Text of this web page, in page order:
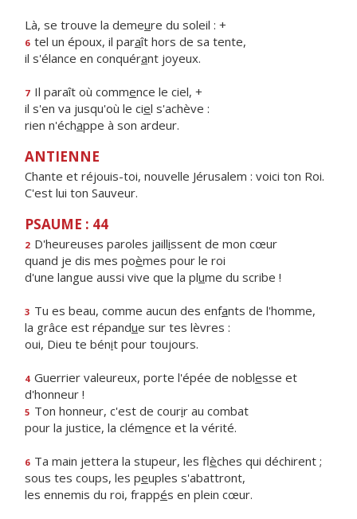
Là, se trouve la demeure du soleil : +
6 tel un époux, il paraît hors de sa tente,
il s'élance en conquérant joyeux.
7 Il paraît où commence le ciel, +
il s'en va jusqu'où le ciel s'achève :
rien n'échappe à son ardeur.
ANTIENNE
Chante et réjouis-toi, nouvelle Jérusalem : voici ton Roi.
C'est lui ton Sauveur.
PSAUME : 44
2 D'heureuses paroles jaillissent de mon cœur
quand je dis mes poèmes pour le roi
d'une langue aussi vive que la plume du scribe !
3 Tu es beau, comme aucun des enfants de l'homme,
la grâce est répandue sur tes lèvres :
oui, Dieu te bénit pour toujours.
4 Guerrier valeureux, porte l'épée de noblesse et
d'honneur !
5 Ton honneur, c'est de courir au combat
pour la justice, la clémence et la vérité.
6 Ta main jettera la stupeur, les flèches qui déchirent ;
sous tes coups, les peuples s'abattront,
les ennemis du roi, frappés en plein cœur.